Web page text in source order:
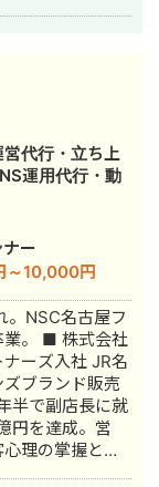
名）にインター
得に向けた自
運用・LP制
運用・メール
当。 2022年3
学科卒。 2022
勤務。人材
当。 2024年11
して独立し、
立。 ホームペ
■実績
用 ・出張買取
など、好調
StockSun営業
くん」、
運用を担当。
企業のWebマ
り、Web広告
費用対効果を
代行・立ち上
運用代行・動
ー
～10,000円
。NSC名古屋フ
会社
ズ入社 JR名
ブランド販売
半で副店長に就
円を達成。営
理の掌握と売